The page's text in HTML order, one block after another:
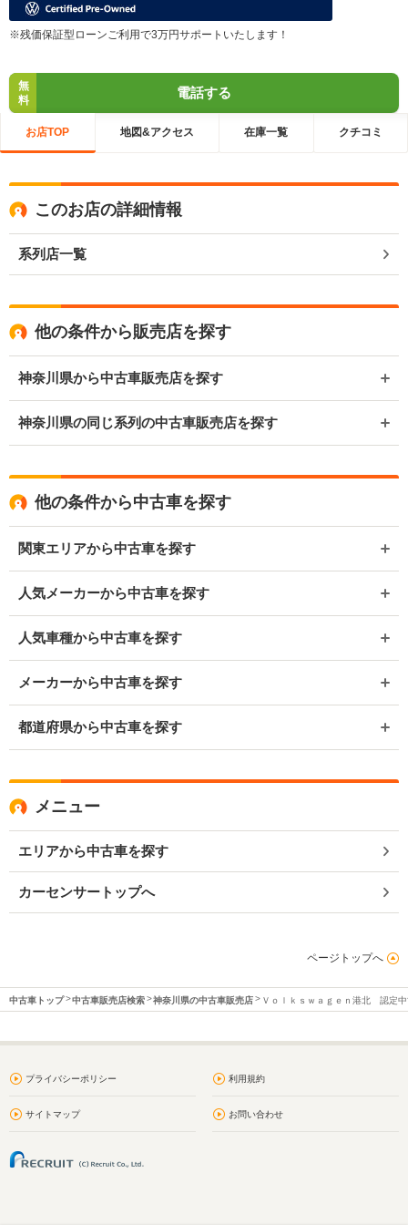
※残価保証型ローンご利用で3万円サポートいたします！
無
料
電話する
お店TOP 地図&アクセス 在庫一覧 クチコミ
このお店の詳細情報
系列店一覧
他の条件から販売店を探す
神奈川県から中古車販売店を探す
神奈川県の同じ系列の中古車販売店を探す
他の条件から中古車を探す
関東エリアから中古車を探す
人気メーカーから中古車を探す
人気車種から中古車を探す
メーカーから中古車を探す
都道府県から中古車を探す
メニュー
エリアから中古車を探す
カーセンサートップへ
ページトップへ
中古車トップ 中古車販売店検索 神奈川県の中古車販売店 Ｖｏｌｋｓｗａｇｅｎ港北 認定
プライバシーポリシー 利用規約
サイトマップ お問い合わせ